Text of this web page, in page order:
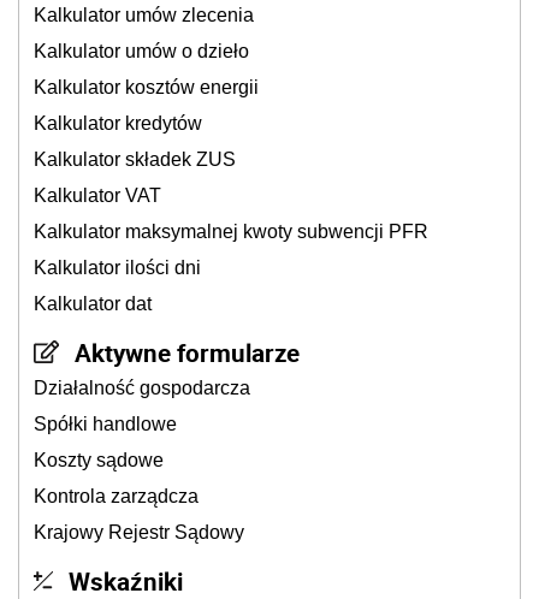
Kalkulator umów zlecenia
Kalkulator umów o dzieło
Kalkulator kosztów energii
Kalkulator kredytów
Kalkulator składek ZUS
Kalkulator VAT
Kalkulator maksymalnej kwoty subwencji PFR
Kalkulator ilości dni
Kalkulator dat
Aktywne formularze
Działalność gospodarcza
Spółki handlowe
Koszty sądowe
Kontrola zarządcza
Krajowy Rejestr Sądowy
Wskaźniki